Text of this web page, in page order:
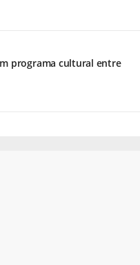
programa cultural entre